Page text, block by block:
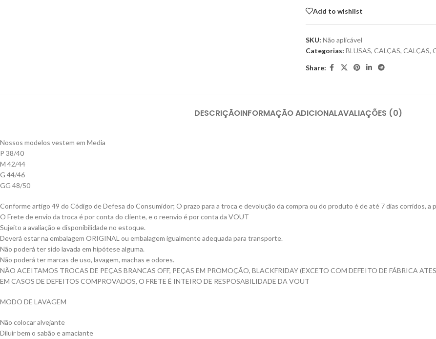
Add to wishlist
SKU: Não aplicável
Categorias: BLUSAS, CALÇAS, CALÇAS,
Share:
DESCRIÇÃOINFORMAÇÃO ADICIONALAVALIAÇÕES (0)
Nossos modelos vestem em Media
P 38/40
M 42/44
G 44/46
GG 48/50
Conforme artigo 49 do Código de Defesa do Consumidor; O prazo para a troca e devolução da compra ou do produto é de até 7 dias corridos,
O Frete de envio da troca é por conta do cliente, e o reenvio é por conta da VOUT
Sujeito a avaliação e disponibilidade no estoque.
Deverá estar na embalagem ORIGINAL ou embalagem igualmente adequada para transporte.
Não poderá ter sido lavada em hipótese alguma.
Não poderá ter marcas de uso, lavagem, machas e odores.
NÃO ACEITAMOS TROCAS DE PEÇAS BRANCAS OFF, PEÇAS EM PROMOÇÃO, BLACKFRIDAY (EXCETO COM DEFEITO DE FÁBRICA
EM CASOS DE DEFEITOS COMPROVADOS, O FRETE É INTEIRO DE RESPOSABILIDADE DA VOUT
MODO DE LAVAGEM
Não colocar alvejante
Diluir bem o sabão e amaciante